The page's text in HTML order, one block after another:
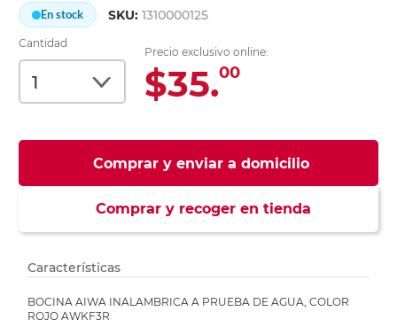
En stock SKU:1310000125
Cantidad
Precio exclusivo online:
$35.00
Comprar y enviar a domicilio
Comprar y recoger en tienda
Características
BOCINA AIWA INALAMBRICA A PRUEBA DE AGUA, COLOR
ROJO AWKF3R